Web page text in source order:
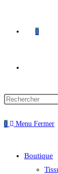
0
website
0 Menu Fermer
Boutique